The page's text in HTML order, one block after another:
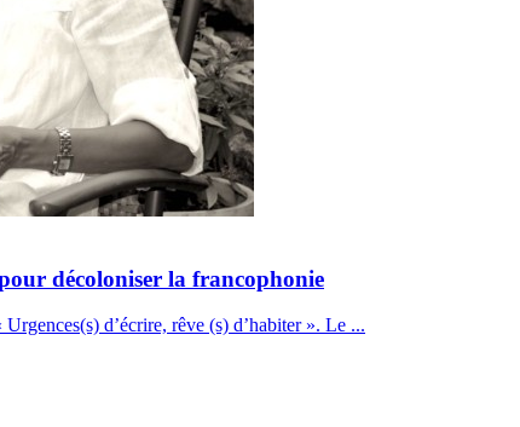
décoloniser la francophonie
d’écrire, rêve (s) d’habiter ». Le ...